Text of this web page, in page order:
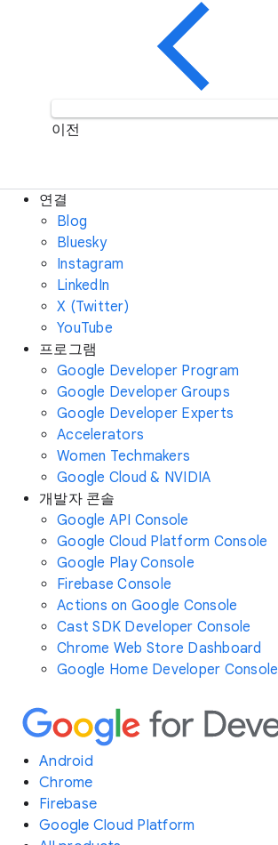
이전
연결
Blog
Bluesky
Instagram
LinkedIn
X (Twitter)
YouTube
프로그램
Google Developer Program
Google Developer Groups
Google Developer Experts
Accelerators
Women Techmakers
Google Cloud & NVIDIA
개발자 콘솔
Google API Console
Google Cloud Platform Console
Google Play Console
Firebase Console
Actions on Google Console
Cast SDK Developer Console
Chrome Web Store Dashboard
Google Home Developer Console
Android
Chrome
Firebase
Google Cloud Platform